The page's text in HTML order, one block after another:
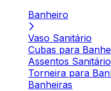
Banheiro
Vaso Sanitário
Cubas para
Assentos
Torneira para
Banheiras